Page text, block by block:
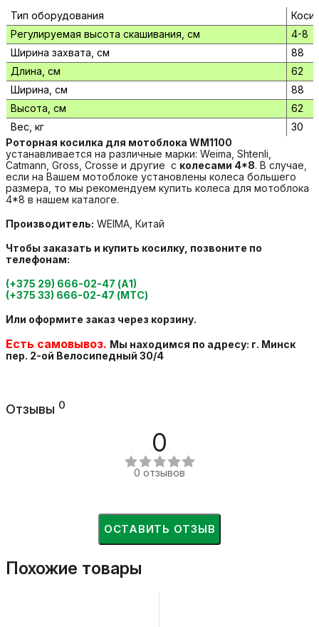
Тип оборудования
Регулируемая высота скашивания, см
4-8
Ширина захвата, см
88
Длина, см
62
Ширина, см
88
Высота, см
62
Вес, кг
30
Роторная косилка для мотоблока WM1100
устанавливается на различные марки: Weima, Shtenli,
Catmann, Gross, Crosse и другие с колесами 4*8. В случае,
если на Вашем мотоблоке установлены колеса большего
размера, то мы рекомендуем купить колеса для мотоблока
4*8 в нашем каталоге.
Производитель: WEIMA, Китай
Чтобы заказать и купить косилку, позвоните по
телефонам:
(+375 29) 666-02-47 (А1)
(+375 33) 666-02-47 (МТС)
Или оформите заказ через корзину.
Есть самовывоз. Мы находимся по адресу: г. Минск
пер. 2-ой Велосипедный 30/4
Отзывы 0
0
0 отзывов
ОСТАВИТЬ ОТЗЫВ
Похожие товары